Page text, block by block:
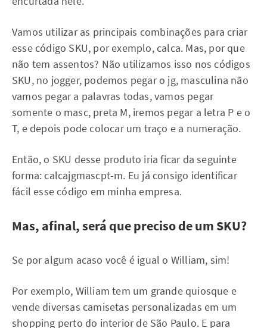
Vamos utilizar as principais combinações para criar
esse código SKU, por exemplo, calca. Mas, por que
não tem assentos? Não utilizamos isso nos códigos
SKU, no jogger, podemos pegar o jg, masculina não
vamos pegar a palavras todas, vamos pegar
somente o masc, preta M, iremos pegar a letra P e o
T, e depois pode colocar um traço e a numeração.
Então, o SKU desse produto iria ficar da seguinte
forma: calcajgmascpt-m. Eu já consigo identificar
fácil esse código em minha empresa.
Mas, afinal, será que preciso de um SKU?
Se por algum acaso você é igual o William, sim!
Por exemplo, William tem um grande quiosque e
vende diversas camisetas personalizadas em um
shopping perto do interior de São Paulo. E para